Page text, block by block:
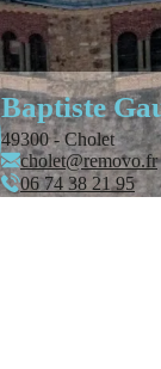
Baptiste
49300 - Cholet
cholet@removo.fr
06 74 38 21 95